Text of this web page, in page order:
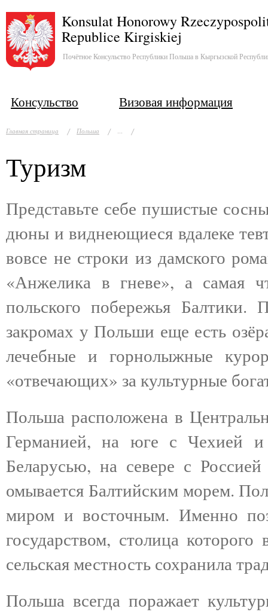
Konsulat Honorowy
Republice Kirgiskiej
Почётное Консульство Республики Польша в Кыргызской
Консульство Визовая информация
Главная страница Польша
Туризм
Представьте себе пушистые
дюны и виднеющиеся вдалеке
вовсе не строки из дамского
«Анжелика в гневе», а самая
польского побережья
закромах у Польши еще есть
лечебные и горнолыжные
«отвечающих» за культурные
Польша расположена в
Германией, на юге с Чехией
Беларусью, на севере с
омывается Балтийским морем.
миром и восточным. Именно
государством, столица
сельская местность сохранила
Польша всегда поражает